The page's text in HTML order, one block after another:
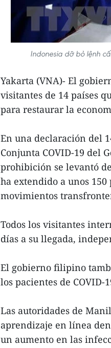
Indonesia dỡ bỏ lệnh
Yakarta (VNA)- El
visitantes de 14 países
para restaurar la
En una declaración del
Conjunta COVID-19 del
prohibición se levantó
ha extendido a unos
movimientos
Todos los visitantes
días a su llegada,
El gobierno filipino
los pacientes de COVID-
Las autoridades de
aprendizaje en línea
un aumento en las